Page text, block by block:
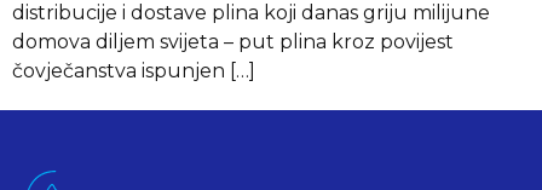
distribucije i dostave plina koji danas griju milijune
domova diljem svijeta – put plina kroz povijest
čovječanstva ispunjen […]